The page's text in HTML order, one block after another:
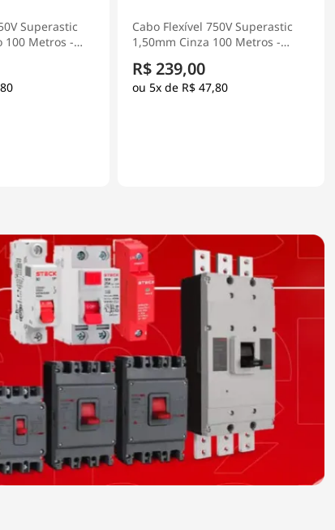
Superastic
Metros -
Cabo Flexível 750V Superastic
1,50mm Preto 100 Metros -
R$ 239,00
5x de R$ 47,80